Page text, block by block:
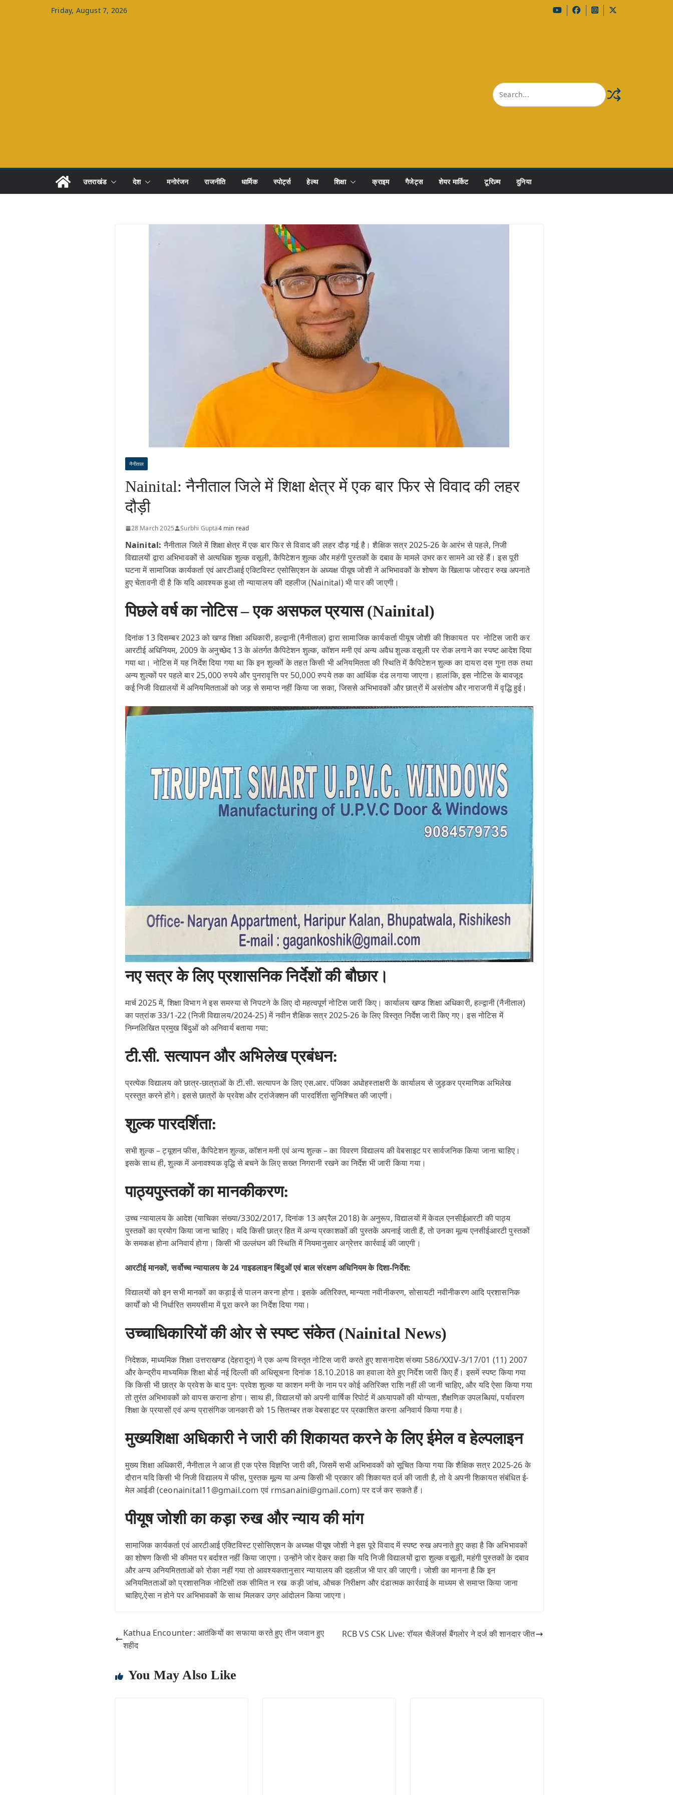
Friday, August 7, 2026
उत्तराखंड देश मनोरंजन राजनीति धार्मिक स्पोर्ट्स हेल्थ शिक्षा क्राइम गैजेट्स शेयर मार्किट टूरिज़्म दुनिया
नैनीताल
Nainital: नैनीताल जिले में शिक्षा क्षेत्र में एक बार फिर से विवाद की लहर
दौड़ी
28 March 2025 Surbhi Gupta4 min read
Nainital:नैनीताल जिले में शिक्षा क्षेत्र में एक बार फिर से विवाद की लहर दौड़ गई है। शैक्षिक सत्र 2025-26 के आरंभ से पहले, निजी
विद्यालयों द्वारा अभिभावकों से अत्यधिक शुल्क वसूली, कैपिटेशन शुल्क और महंगी पुस्तकों के दबाव के मामले उभर कर सामने आ रहे हैं। इस पूरी
घटना में सामाजिक कार्यकर्ता एवं आरटीआई एक्टिविस्ट एसोसिएशन के अध्यक्ष पीयूष जोशी ने अभिभावकों के शोषण के खिलाफ जोरदार रुख अपनाते
हुए चेतावनी दी है कि यदि आवश्यक हुआ तो न्यायालय की दहलीज (Nainital) भी पार की जाएगी।
पिछले वर्ष का नोटिस – एक असफल प्रयास (Nainital)
दिनांक 13 दिसम्बर 2023 को खण्ड शिक्षा अधिकारी, हल्द्वानी (नैनीताल) द्वारा सामाजिक कार्यकर्ता पीयूष जोशी की शिकायत पर नोटिस जारी कर
आरटीई अधिनियम, 2009 के अनुच्छेद 13 के अंतर्गत कैपिटेशन शुल्क, कॉशन मनी एवं अन्य अवैध शुल्क वसूली पर रोक लगाने का स्पष्ट आदेश दिया
गया था। नोटिस में यह निर्देश दिया गया था कि इन शुल्कों के तहत किसी भी अनियमितता की स्थिति में कैपिटेशन शुल्क का दायरा दस गुना तक तथा
अन्य शुल्कों पर पहले बार 25,000 रुपये और पुनरावृत्ति पर 50,000 रुपये तक का आर्थिक दंड लगाया जाएगा। हालांकि, इस नोटिस के बावजूद
कई निजी विद्यालयों में अनियमितताओं को जड़ से समाप्त नहीं किया जा सका, जिससे अभिभावकों और छात्रों में असंतोष और नाराजगी में वृद्धि हुई।
नए सत्र के लिए प्रशासनिक निर्देशों की बौछार।
मार्च 2025 में, शिक्षा विभाग ने इस समस्या से निपटने के लिए दो महत्वपूर्ण नोटिस जारी किए। कार्यालय खण्ड शिक्षा अधिकारी, हल्द्वानी (नैनीताल)
का पत्रांक 33/1-22 (निजी विद्यालय/2024-25) में नवीन शैक्षिक सत्र 2025-26 के लिए विस्तृत निर्देश जारी किए गए। इस नोटिस में
निम्नलिखित प्रमुख बिंदुओं को अनिवार्य बताया गया:
टी.सी. सत्यापन और अभिलेख प्रबंधन:
प्रत्येक विद्यालय को छात्र-छात्राओं के टी.सी. सत्यापन के लिए एस.आर. पंजिका अधोहस्ताक्षरी के कार्यालय से जुड़कर प्रमाणिक अभिलेख
प्रस्तुत करने होंगे। इससे छात्रों के प्रवेश और ट्रांजेक्शन की पारदर्शिता सुनिश्चित की जाएगी।
शुल्क पारदर्शिता:
सभी शुल्क – ट्यूशन फीस, कैपिटेशन शुल्क, कॉशन मनी एवं अन्य शुल्क – का विवरण विद्यालय की वेबसाइट पर सार्वजनिक किया जाना चाहिए।
इसके साथ ही, शुल्क में अनावश्यक वृद्धि से बचने के लिए सख्त निगरानी रखने का निर्देश भी जारी किया गया।
पाठ्यपुस्तकों का मानकीकरण:
उच्च न्यायालय के आदेश (याचिका संख्या/3302/2017, दिनांक 13 अप्रैल 2018) के अनुरूप, विद्यालयों में केवल एनसीईआरटी की पाठ्य
पुस्तकों का प्रयोग किया जाना चाहिए। यदि किसी छात्र हित में अन्य प्रकाशकों की पुस्तकें अपनाई जाती हैं, तो उनका मूल्य एनसीईआरटी पुस्तकों
के समकक्ष होना अनिवार्य होगा। किसी भी उल्लंघन की स्थिति में नियमानुसार अग्रेत्तर कार्रवाई की जाएगी।
आरटीई मानकों, सर्वोच्च न्यायालय के 24 गाइडलाइन बिंदुओं एवं बाल संरक्षण अधिनियम के दिशा-निर्देश:
विद्यालयों को इन सभी मानकों का कड़ाई से पालन करना होगा। इसके अतिरिक्त, मान्यता नवीनीकरण, सोसायटी नवीनीकरण आदि प्रशासनिक
कार्यों को भी निर्धारित समयसीमा में पूरा करने का निर्देश दिया गया।
उच्चाधिकारियों की ओर से स्पष्ट संकेत (Nainital News)
निदेशक, माध्यमिक शिक्षा उत्तराखण्ड (देहरादून) ने एक अन्य विस्तृत नोटिस जारी करते हुए शासनादेश संख्या 586/XXIV-3/17/01 (11) 2007
और केन्द्रीय माध्यमिक शिक्षा बोर्ड नई दिल्ली की अधिसूचना दिनांक 18.10.2018 का हवाला देते हुए निर्देश जारी किए हैं। इसमें स्पष्ट किया गया
कि किसी भी छात्र के प्रवेश के बाद पुनः प्रवेश शुल्क या काशन मनी के नाम पर कोई अतिरिक्त राशि नहीं ली जानी चाहिए, और यदि ऐसा किया गया
तो तुरंत अभिभावकों को वापस कराना होगा। साथ ही, विद्यालयों को अपनी वार्षिक रिपोर्ट में अध्यापकों की योग्यता, शैक्षणिक उपलब्धियां, पर्यावरण
शिक्षा के प्रयासों एवं अन्य प्रासंगिक जानकारी को 15 सितम्बर तक वेबसाइट पर प्रकाशित करना अनिवार्य किया गया है।
मुख्यशिक्षा अधिकारी ने जारी की शिकायत करने के लिए ईमेल व हेल्पलाइन
मुख्य शिक्षा अधिकारी, नैनीताल ने आज ही एक प्रेस विज्ञप्ति जारी की, जिसमें सभी अभिभावकों को सूचित किया गया कि शैक्षिक सत्र 2025-26 के
दौरान यदि किसी भी निजी विद्यालय में फीस, पुस्तक मूल्य या अन्य किसी भी प्रकार की शिकायत दर्ज की जाती है, तो वे अपनी शिकायत संबंधित ई-
मेल आईडी (ceonainital11@gmail.com एवं rmsanaini@gmail.com) पर दर्ज कर सकते हैं।
पीयूष जोशी का कड़ा रुख और न्याय की मांग
सामाजिक कार्यकर्ता एवं आरटीआई एक्टिविस्ट एसोसिएशन के अध्यक्ष पीयूष जोशी ने इस पूरे विवाद में स्पष्ट रुख अपनाते हुए कहा है कि अभिभावकों
का शोषण किसी भी कीमत पर बर्दाश्त नहीं किया जाएगा। उन्होंने जोर देकर कहा कि यदि निजी विद्यालयों द्वारा शुल्क वसूली, महंगी पुस्तकों के दबाव
और अन्य अनियमितताओं को रोका नहीं गया तो आवश्यकतानुसार न्यायालय की दहलीज भी पार की जाएगी। जोशी का मानना है कि इन
अनियमितताओं को प्रशासनिक नोटिसों तक सीमित न रख कड़ी जांच, औचक निरीक्षण और दंडात्मक कार्रवाई के माध्यम से समाप्त किया जाना
चाहिए,ऐसा न होने पर अभिभावकों के साथ मिलकर उग्र आंदोलन किया जाएगा।
Kathua Encounter: आतंकियों का सफाया करते हुए तीन जवान हुए
शहीद
RCB VS CSK Live: रॉयल चैलेंजर्स बैंगलोर ने दर्ज की शानदार जीत
You May Also Like